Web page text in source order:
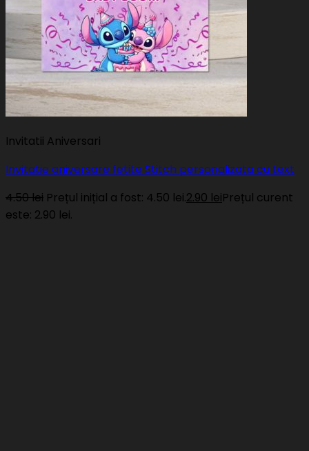
Invitatii Aniversari
Invitatie aniversare fetite Stitch personalizata cu text
4.50lei Prețul inițial a fost: 4.50 lei.2.90 leiPrețul curent
este: 2.90 lei.